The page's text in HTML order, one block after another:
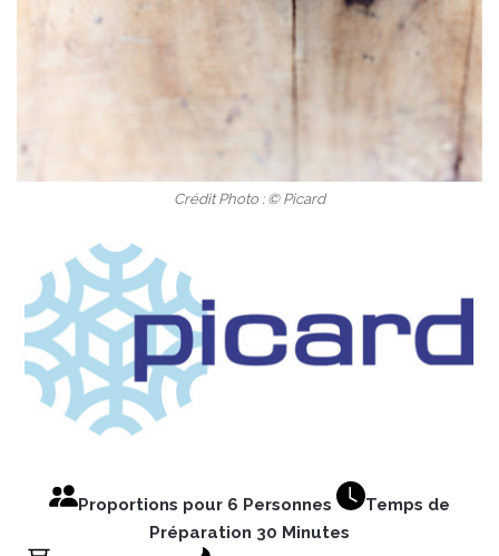
Crédit Photo : © Picard
Proportions pour 6 Personnes
Temps de
Préparation 30 Minutes